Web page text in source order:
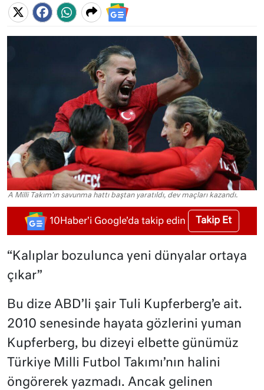
A Milli Takım'ın savunma hattı baştan yaratıldı, dev maçları kazandı.
10Haber'i Google'da takip edin Takip Et
“Kalıplar bozulunca yeni dünyalar ortaya
çıkar”
Bu dize ABD’li şair Tuli Kupferberg’e ait.
2010 senesinde hayata gözlerini yuman
Kupferberg, bu dizeyi elbette günümüz
Türkiye Milli Futbol Takımı’nın halini
öngörerek yazmadı. Ancak gelinen